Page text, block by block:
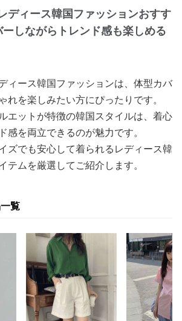
ディース韓国ファッションおすす
しながらトレンド感も楽しめる
ィース韓国ファッションは、体型カバ
れを楽しみたい方にぴったりです。
エットが特徴の韓国スタイルは、着心
感を両立できるのが魅力です。
ズでも安心して着られるレディース韓
テムを厳選してご紹介します。
覧